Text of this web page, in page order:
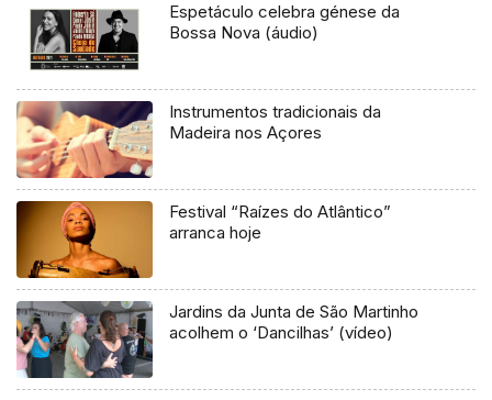
Espetáculo celebra génese da
Bossa Nova (áudio)
Instrumentos tradicionais da
Madeira nos Açores
Festival “Raízes do Atlântico”
arranca hoje
Jardins da Junta de São Martinho
acolhem o ‘Dancilhas’ (vídeo)